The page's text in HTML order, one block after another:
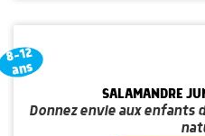
8-12
ans
SALAMANDRE
Donnez envie aux